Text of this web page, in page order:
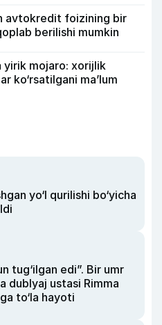
avtokredit foizining bir
berilishi mumkin
mojaro: xorijlik
ko‘rsatilgani ma’lum
yo‘l qurilishi bo‘yicha
tug‘ilgan edi”. Bir umr
dublyaj ustasi Rimma
to‘la hayoti